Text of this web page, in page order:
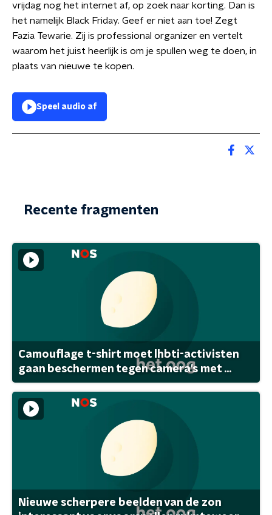
vrijdag nog het internet af, op zoek naar korting. Dan is
het namelijk Black Friday. Geef er niet aan toe! Zegt
Fazia Tewarie. Zij is professional organizer en vertelt
waarom het juist heerlijk is om je spullen weg te doen, in
plaats van nieuwe te kopen.
Speel audio af
Recente fragmenten
Camouflage t-shirt moet lhbti-activisten
gaan beschermen tegen camera's met ...
Nieuwe scherpere beelden van de zon